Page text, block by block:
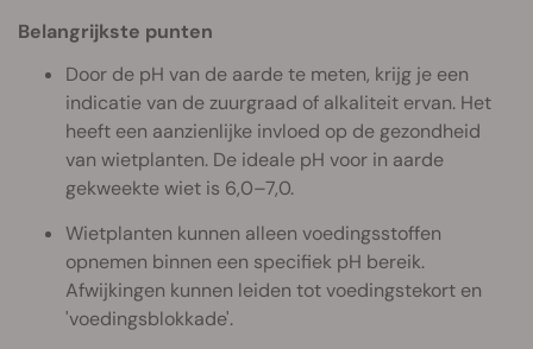
Belangrijkste punten
Door de pH van de aarde te meten, krijg je een
indicatie van de zuurgraad of alkaliteit ervan. Het
heeft een aanzienlijke invloed op de gezondheid
van wietplanten. De ideale pH voor in aarde
gekweekte wiet is 6,0–7,0.
Wietplanten kunnen alleen voedingsstoffen
opnemen binnen een specifiek pH bereik.
Afwijkingen kunnen leiden tot voedingstekort en
'voedingsblokkade'.